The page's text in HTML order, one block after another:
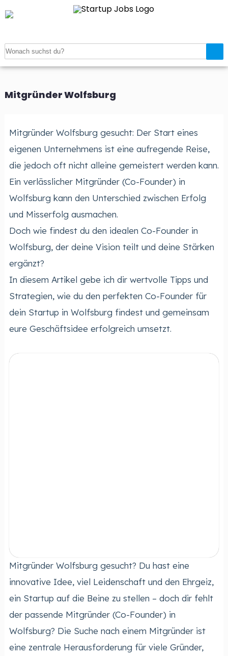
Wolfsburg
Mitgründer Wolfsburg
Mitgründer Wolfsburg gesucht: Der Start eines
eigenen Unternehmens ist eine aufregende Reise,
die jedoch oft nicht alleine gemeistert werden kann.
Ein verlässlicher Mitgründer (Co-Founder) in
Wolfsburg kann den Unterschied zwischen Erfolg
und Misserfolg ausmachen.
Doch wie findest du den idealen Co-Founder in
Wolfsburg, der deine Vision teilt und deine Stärken
ergänzt?
In diesem Artikel gebe ich dir wertvolle Tipps und
Strategien, wie du den perfekten Co-Founder für
dein Startup in Wolfsburg findest und gemeinsam
eure Geschäftsidee erfolgreich umsetzt.
Mitgründer Wolfsburg gesucht? Du hast eine
innovative Idee, viel Leidenschaft und den Ehrgeiz,
ein Startup auf die Beine zu stellen – doch dir fehlt
der passende Mitgründer (Co-Founder) in
Wolfsburg? Die Suche nach einem Mitgründer ist
eine zentrale Herausforderung für viele Gründer,